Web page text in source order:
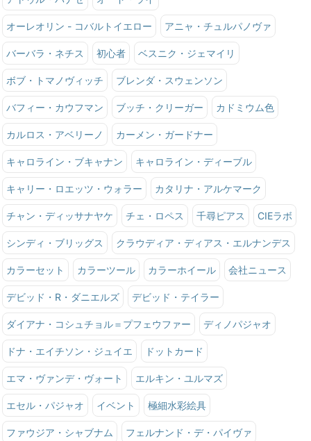
オーレオリン - コバルトイエロー アニャ・チュルパノヴァ
バーバラ・ネチス 初心者 ベスニク・ジェマイリ
ボブ・トマノヴィッチ ブレンダ・スウェンソン
バフィー・カウフマン ブッチ・クリーガー カドミウム色
カルロス・アベリーノ カーメン・ガードナー
キャロライン・ブキャナン キャロライン・ディーブル
キャリー・ロエッツ・ウォラー カタリナ・アルケマーク
チャン・ディッサナヤケ チェ・ロペス 千尋ピアス CIEラボ
シンディ・ブリッグス クラウディア・ディアス・エルナンデス
カラーセット カラーツール カラーホイール 会社ニュース
デビッド・R・ダニエルズ デビッド・テイラー
ダイアナ・コシュチョル＝プフェウファー ディノパジャオ
ドナ・エイチソン・ジュイエ ドットカード
エマ・ヴァンデ・ヴォート エルキン・ユルマズ
エセル・パジャオ イベント 極細水彩絵具
ファウジア・シャブナム フェルナンド・デ・パイヴァ